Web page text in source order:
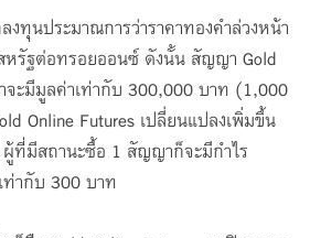
งทุนประมาณการว่าราคาทองคำล่วงหน้า
รัฐต่อทรอยออนซ์ ดังนั้น สัญญา Gold
ะมีมูลค่าเท่ากับ 300,000 บาท (1,000
Online Futures เปลี่ยนแปลงเพิ่มขึ้น
ที่มีสถานะซื้อ 1 สัญญาก็จะมีกำไร
ากับ 300 บาท